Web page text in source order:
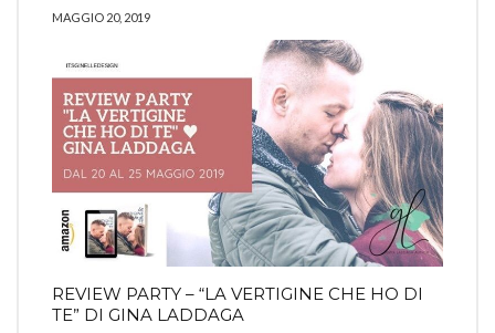
MAGGIO 20, 2019
REVIEW PARTY – “LA VERTIGINE CHE HO DI
TE” DI GINA LADDAGA